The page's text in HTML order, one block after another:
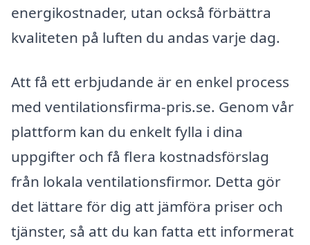
energikostnader, utan också förbättra
kvaliteten på luften du andas varje dag.
Att få ett erbjudande är en enkel process
med ventilationsfirma-pris.se. Genom vår
plattform kan du enkelt fylla i dina
uppgifter och få flera kostnadsförslag
från lokala ventilationsfirmor. Detta gör
det lättare för dig att jämföra priser och
tjänster, så att du kan fatta ett informerat